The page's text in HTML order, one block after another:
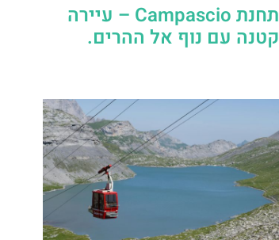
תחנת Campascio – עיירה
קטנה עם נוף אל ההרים.